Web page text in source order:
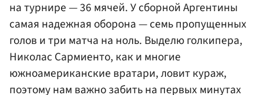
на турнире — 36 мячей. У сборной Аргентины
самая надежная оборона — семь пропущенных
голов и три матча на ноль. Выделю голкипера,
Николас Сармиенто, как и многие
южноамериканские вратари, ловит кураж,
поэтому нам важно забить на первых минутах